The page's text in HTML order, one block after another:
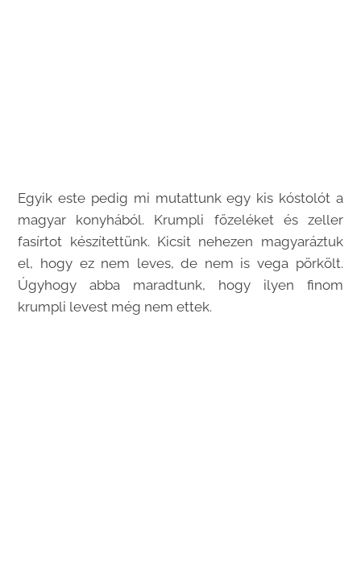
Egyik este pedig mi mutattunk egy kis kóstolót a
magyar konyhából. Krumpli főzeléket és zeller
fasírtot készítettünk. Kicsit nehezen magyaráztuk
el, hogy ez nem leves, de nem is vega pörkölt.
Úgyhogy abba maradtunk, hogy ilyen finom
krumpli levest még nem ettek.